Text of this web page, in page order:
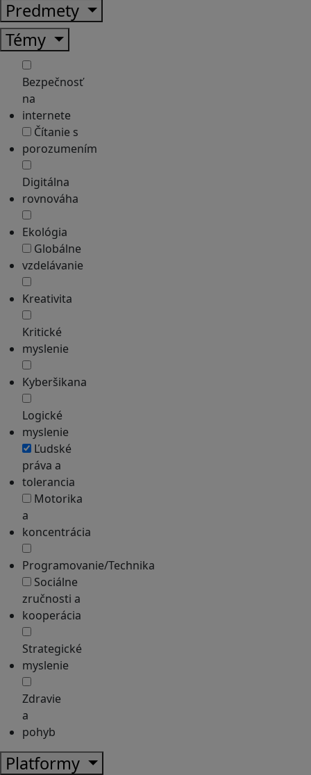
Predmety
Témy
Bezpečnosť
na
internete
Čítanie s
porozumením
Digitálna
rovnováha
Ekológia
Globálne
vzdelávanie
Kreativita
Kritické
myslenie
Kyberšikana
Logické
myslenie
Ľudské
práva a
tolerancia
Motorika
a
koncentrácia
Programovanie/Technika
Sociálne
zručnosti a
kooperácia
Strategické
myslenie
Zdravie
a
pohyb
Platformy